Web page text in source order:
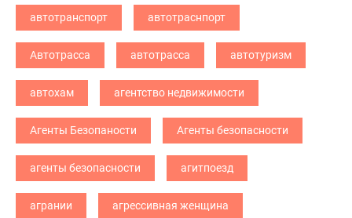
автотранспорт автотраснпорт
Автотрасса автотрасса автотуризм
автохам агентство недвижимости
Агенты Безопаности Агенты безопасности
агенты безопасности агитпоезд
агрании агрессивная женщина